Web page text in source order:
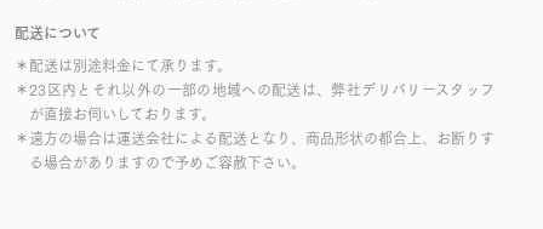
配送について
＊配送は別途料金にて承ります。
＊23区内とそれ以外の一部の地域への配送は、弊社デリバリースタッフ
が直接お伺いしております。
＊遠方の場合は運送会社による配送となり、商品形状の都合上、お断りす
る場合がありますので予めご容赦下さい。